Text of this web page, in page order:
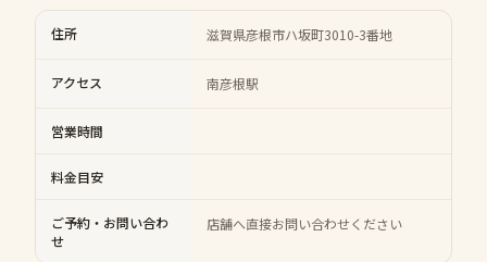
住所 滋賀県彦根市ハ坂町3010-3番地
アクセス 南彦根駅
営業時間
料金目安
ご予約・お問い合わ
せ
店舗へ直接お問い合わせください